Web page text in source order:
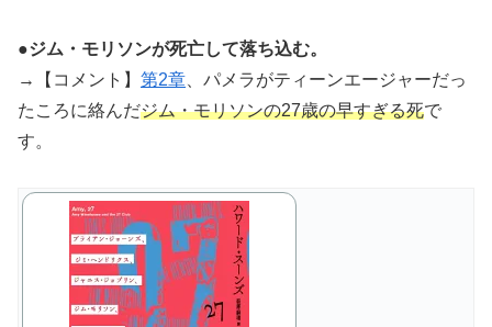
●ジム・モリソンが死亡して落ち込む。
→【コメント】 第2章 、パメラがティーンエージャーだっ
たころに絡んだジム・モリソンの27歳の早すぎる死で
す。